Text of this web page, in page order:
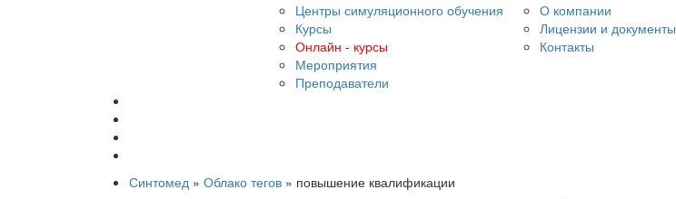
Центры симуляционного обучения
Курсы
Онлайн - курсы
Мероприятия
Преподаватели
О компании
Лицензии и документы
Контакты
Синтомед » Облако тегов » повышение квалификации